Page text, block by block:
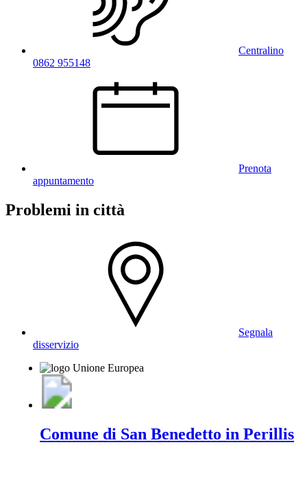
Centralino
0862 955148
Prenota
appuntamento
Problemi in città
Segnala
disservizio
Comune di San Benedetto in Perillis